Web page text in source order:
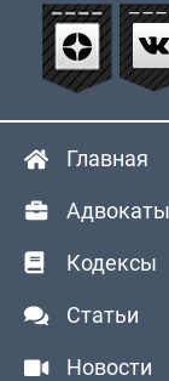
Главная
Адвокаты
Кодексы
Статьи
Новости